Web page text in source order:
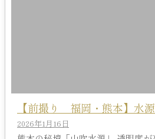
【前撮り 福岡・熊本】水
2026年1月16日